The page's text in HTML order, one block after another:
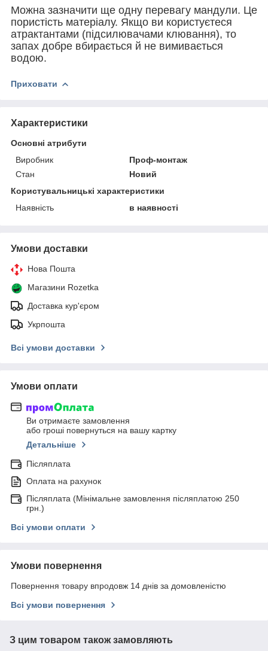
Можна зазначити ще одну перевагу мандули. Це
пористість матеріалу. Якщо ви користуєтеся
атрактантами (підсилювачами клювання), то
запах добре вбирається й не вимивається
водою.
Приховати
Характеристики
Основні атрибути
Виробник
Проф-монтаж
Стан
Новий
Користувальницькі характеристики
Наявність
в наявності
Умови доставки
Нова Пошта
Магазини Rozetka
Доставка кур'єром
Укрпошта
Всі умови доставки
Умови оплати
Ви отримаєте замовлення
або гроші повернуться на вашу картку
Детальніше
Післяплата
Оплата на рахунок
Післяплата (Мінімальне замовлення післяплатою 250
грн.)
Всі умови оплати
Умови повернення
Повернення товару впродовж 14 днів за домовленістю
Всі умови повернення
З цим товаром також замовляють